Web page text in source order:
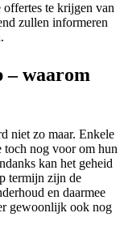
offertes te krijgen van
zullen informeren
– waarom
niet zo maar. Enkele
toch nog voor om hun
kan het geheid
termijn zijn de
en daarmee
gewoonlijk ook nog